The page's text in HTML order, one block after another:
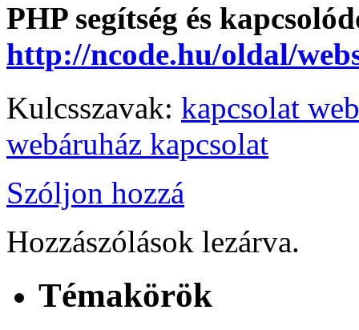
PHP segítség és
http://ncode.hu/oldal/
Kulcsszavak: kapcsolat
webáruház kapcsolat
Szóljon hozzá
Hozzászólások lezárva.
Témakörök